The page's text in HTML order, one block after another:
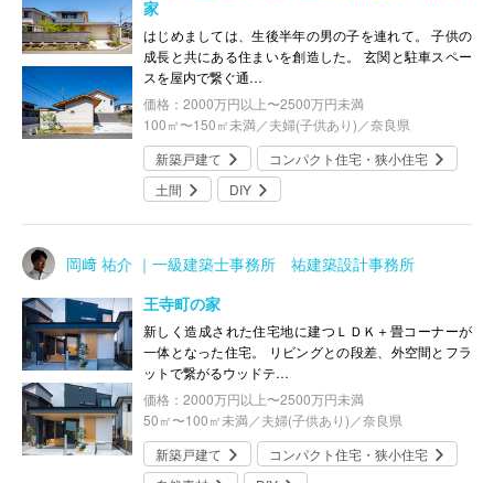
家
はじめましては、生後半年の男の子を連れて。 子供の
成長と共にある住まいを創造した。 玄関と駐車スペー
スを屋内で繋ぐ通…
価格：2000万円以上〜2500万円未満
100㎡〜150㎡未満／夫婦(子供あり)／奈良県
新築戸建て
コンパクト住宅・狭小住宅
土間
DIY
岡﨑 祐介 ｜一級建築士事務所 祐建築設計事務所
王寺町の家
新しく造成された住宅地に建つＬＤＫ＋畳コーナーが
一体となった住宅。 リビングとの段差、外空間とフラ
ットで繋がるウッドテ…
価格：2000万円以上〜2500万円未満
50㎡〜100㎡未満／夫婦(子供あり)／奈良県
新築戸建て
コンパクト住宅・狭小住宅